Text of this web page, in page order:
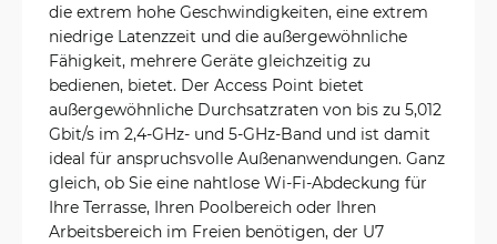
die extrem hohe Geschwindigkeiten, eine extrem
niedrige Latenzzeit und die außergewöhnliche
Fähigkeit, mehrere Geräte gleichzeitig zu
bedienen, bietet. Der Access Point bietet
außergewöhnliche Durchsatzraten von bis zu 5,012
Gbit/s im 2,4-GHz- und 5-GHz-Band und ist damit
ideal für anspruchsvolle Außenanwendungen. Ganz
gleich, ob Sie eine nahtlose Wi-Fi-Abdeckung für
Ihre Terrasse, Ihren Poolbereich oder Ihren
Arbeitsbereich im Freien benötigen, der U7